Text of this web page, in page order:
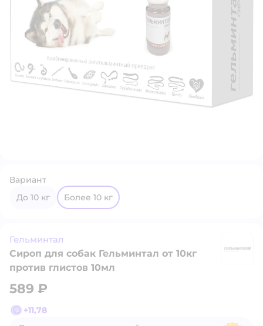
Вариант
до 10 кг
более 10 кг
Гельминтал
Сироп для собак Гельминтал от 10кг
против глистов 10мл
589 ₽
+11,78